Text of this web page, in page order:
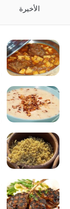
الأخيرة